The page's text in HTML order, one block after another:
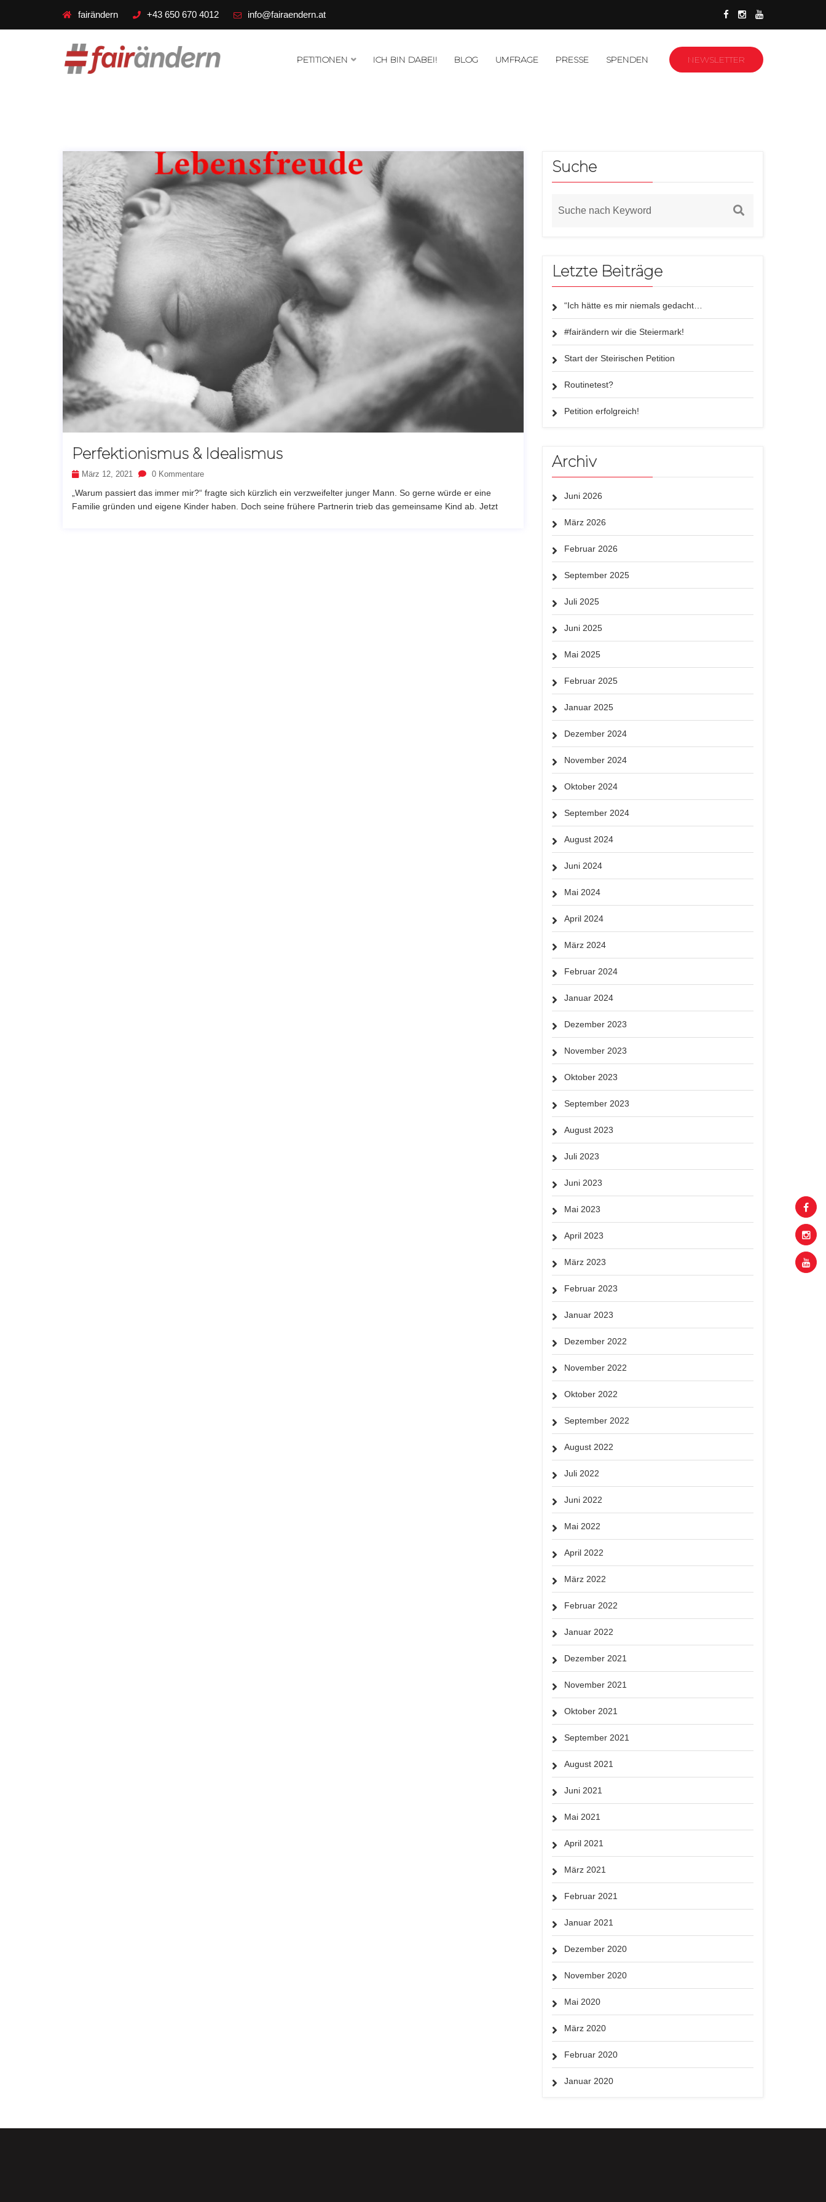
fairändern +43 650 670 4012 info@fairaendern.at
PETITIONEN ICH BIN DABEI! BLOG UMFRAGE PRESSE SPENDEN NEWSLETTER
Perfektionismus & Idealismus
März 12, 2021 0 Kommentare
„Warum passiert das immer mir?“ fragte sich kürzlich ein verzweifelter junger Mann. So gerne würde er eine
Familie gründen und eigene Kinder haben. Doch seine frühere Partnerin trieb das gemeinsame Kind ab. Jetzt
Suche
Letzte Beiträge
“Ich hätte es mir niemals gedacht…
#fairändern wir die Steiermark!
Start der Steirischen Petition
Routinetest?
Petition erfolgreich!
Archiv
Juni 2026
März 2026
Februar 2026
September 2025
Juli 2025
Juni 2025
Mai 2025
Februar 2025
Januar 2025
Dezember 2024
November 2024
Oktober 2024
September 2024
August 2024
Juni 2024
Mai 2024
April 2024
März 2024
Februar 2024
Januar 2024
Dezember 2023
November 2023
Oktober 2023
September 2023
August 2023
Juli 2023
Juni 2023
Mai 2023
April 2023
März 2023
Februar 2023
Januar 2023
Dezember 2022
November 2022
Oktober 2022
September 2022
August 2022
Juli 2022
Juni 2022
Mai 2022
April 2022
März 2022
Februar 2022
Januar 2022
Dezember 2021
November 2021
Oktober 2021
September 2021
August 2021
Juni 2021
Mai 2021
April 2021
März 2021
Februar 2021
Januar 2021
Dezember 2020
November 2020
Mai 2020
März 2020
Februar 2020
Januar 2020